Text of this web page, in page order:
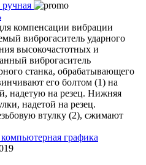
компенсации вибрации
виброгаситель ударного
высокочастотных и
виброгаситель
станка, обрабатывающего
его болтом (1) на
надетую на резец. Нижняя
надетой на резец.
втулку (2), сжимают
графика